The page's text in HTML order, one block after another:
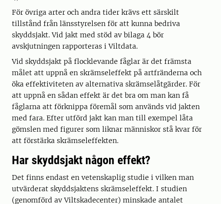
För övriga arter och andra tider krävs ett särskilt
tillstånd från länsstyrelsen för att kunna bedriva
skyddsjakt. Vid jakt med stöd av bilaga 4 bör
avskjutningen rapporteras i Viltdata.
Vid skyddsjakt på flocklevande fåglar är det främsta
målet att uppnå en skrämseleffekt på artfränderna och
öka effektiviteten av alternativa skrämselåtgärder. För
att uppnå en sådan effekt är det bra om man kan få
fåglarna att förknippa föremål som används vid jakten
med fara. Efter utförd jakt kan man till exempel låta
gömslen med figurer som liknar människor stå kvar för
att förstärka skrämseleffekten.
Har skyddsjakt någon effekt?
Det finns endast en vetenskaplig studie i vilken man
utvärderat skyddsjaktens skrämseleffekt. I studien
(genomförd av Viltskadecenter) minskade antalet